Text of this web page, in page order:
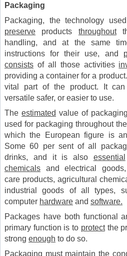
Packaging
Packaging, the technology
preserve products throughout
handling, and at the same
instructions for their use, and
consists of all those activities
providing a container for a
vital part of the product. It
versatile safer, or easier to use.
The estimated value of
used for packaging throughout
which the European figure is
Some 60 per sent of all
drinks, and it is also essential
chemicals and electrical goods,
care products, agricultural
industrial goods of all types,
computer hardware and software.
Packages have both functional
primary function is to protectthe
strong enough to do so.
Packaging must maintain the